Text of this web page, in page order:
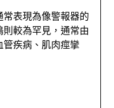
表現為像警報器的
較為罕見，通常由
疾病、肌肉痙攣